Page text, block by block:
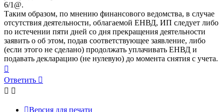
6/1@.
Таким образом, по мнению финансового ведомства, в случае
отсутствия деятельности, облагаемой ЕНВД, ИП следует либо
по истечении пяти дней со дня прекращения деятельности
заявить о об этом, подав соответствующее заявление, либо
(если этого не сделано) продолжать уплачивать ЕНВД и
подавать декларацию (не нулевую) до момента снятия с учета.
к
началу
Ответить
Версия для печати